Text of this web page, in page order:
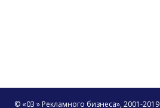
© «03 » Рекламного бизнеса», 2001-2019